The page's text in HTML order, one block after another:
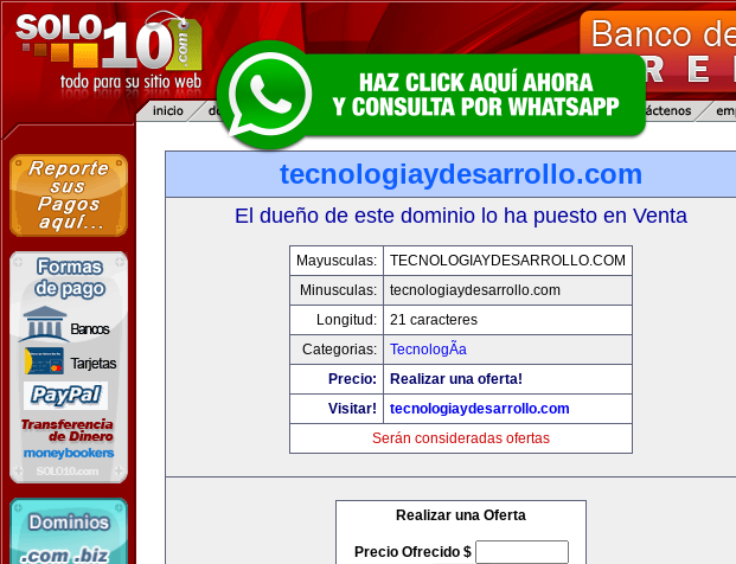
tecnologiaydesarrollo.com
El dueño de este dominio lo ha puesto en Venta
Mayusculas:
TECNOLOGIAYDESARROLLO.COM
Minusculas:
tecnologiaydesarrollo.com
Longitud:
21 caracteres
Categorias:
TecnologÃ­a
Precio:
Realizar una oferta!
Visitar!
tecnologiaydesarrollo.com
Serán consideradas ofertas
Realizar una Oferta
Precio Ofrecido $